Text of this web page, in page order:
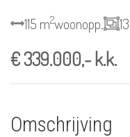
115 m2woonopp.
€ 339.000,- k.k.
Omschrijving